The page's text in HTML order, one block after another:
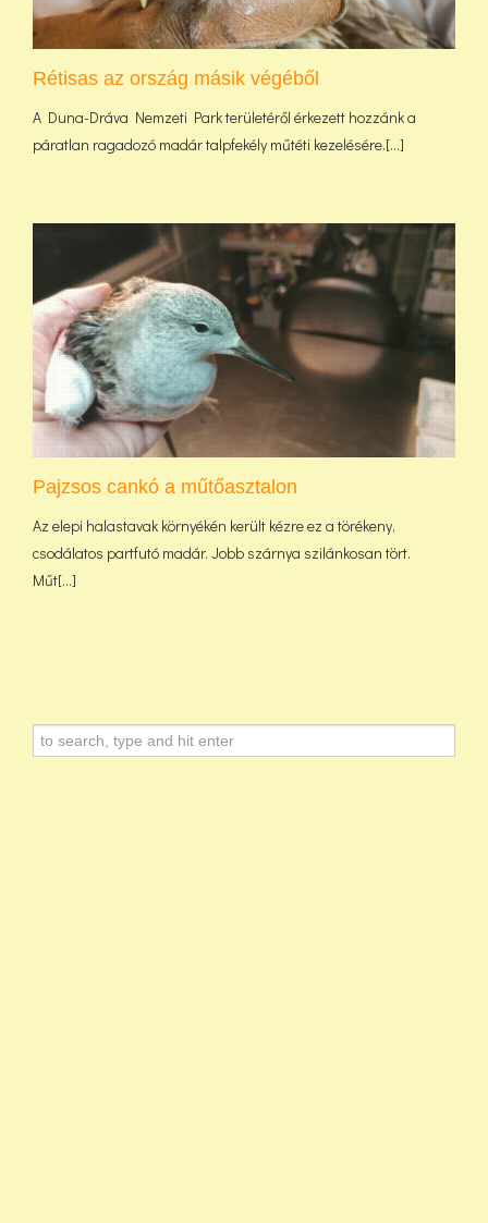
Rétisas az ország másik végéből
A Duna-Dráva Nemzeti Park területéről érkezett hozzánk a
páratlan ragadozó madár talpfekély műtéti kezelésére.[...]
Pajzsos cankó a műtőasztalon
Az elepi halastavak környékén került kézre ez a törékeny,
csodálatos partfutó madár. Jobb szárnya szilánkosan tört.
Műt[...]